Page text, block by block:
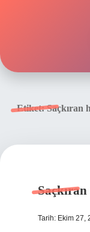
Etiket:Saçkıran
Tarih: Ekim 27,